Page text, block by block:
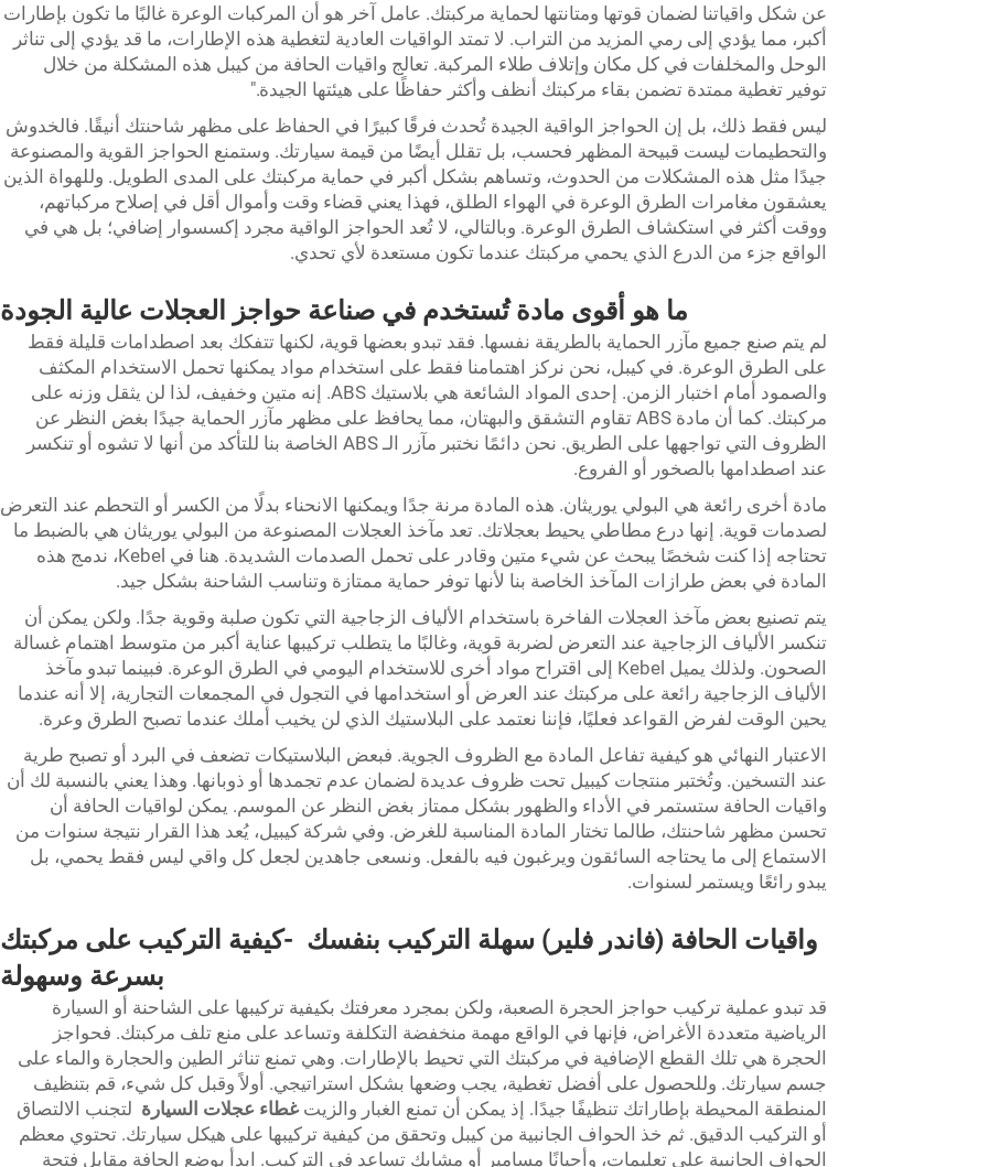
عن شكل واقياتنا لضمان قوتها ومتانتها لحماية مركبتك. عامل آخر هو أن المركبات الوعرة غالبًا ما تكون بإطارات
أكبر، مما يؤدي إلى رمي المزيد من التراب. لا تمتد الواقيات العادية لتغطية هذه الإطارات، ما قد يؤدي إلى تناثر
الوحل والمخلفات في كل مكان وإتلاف طلاء المركبة. تعالج واقيات الحافة من كيبل هذه المشكلة من خلال
توفير تغطية ممتدة تضمن بقاء مركبتك أنظف وأكثر حفاظًا على هيئتها الجيدة."
ليس فقط ذلك، بل إن الحواجز الواقية الجيدة تُحدث فرقًا كبيرًا في الحفاظ على مظهر شاحنتك أنيقًا. فالخدوش
والتحطيمات ليست قبيحة المظهر فحسب، بل تقلل أيضًا من قيمة سيارتك. وستمنع الحواجز القوية والمصنوعة
جيدًا مثل هذه المشكلات من الحدوث، وتساهم بشكل أكبر في حماية مركبتك على المدى الطويل. وللهواة الذين
يعشقون مغامرات الطرق الوعرة في الهواء الطلق، فهذا يعني قضاء وقت وأموال أقل في إصلاح مركباتهم،
ووقت أكثر في استكشاف الطرق الوعرة. وبالتالي، لا تُعد الحواجز الواقية مجرد إكسسوار إضافي؛ بل هي في
الواقع جزء من الدرع الذي يحمي مركبتك عندما تكون مستعدة لأي تحدي.
ما هو أقوى مادة تُستخدم في صناعة حواجز العجلات عالية الجودة
لم يتم صنع جميع مآزر الحماية بالطريقة نفسها. فقد تبدو بعضها قوية، لكنها تتفكك بعد اصطدامات قليلة فقط
على الطرق الوعرة. في كيبل، نحن نركز اهتمامنا فقط على استخدام مواد يمكنها تحمل الاستخدام المكثف
والصمود أمام اختبار الزمن. إحدى المواد الشائعة هي بلاستيك ABS. إنه متين وخفيف، لذا لن يثقل وزنه على
مركبتك. كما أن مادة ABS تقاوم التشقق والبهتان، مما يحافظ على مظهر مآزر الحماية جيدًا بغض النظر عن
الظروف التي تواجهها على الطريق. نحن دائمًا نختبر مآزر الـ ABS الخاصة بنا للتأكد من أنها لا تشوه أو تنكسر
عند اصطدامها بالصخور أو الفروع.
مادة أخرى رائعة هي البولي يوريثان. هذه المادة مرنة جدًا ويمكنها الانحناء بدلًا من الكسر أو التحطم عند التعرض
لصدمات قوية. إنها درع مطاطي يحيط بعجلاتك. تعد مآخذ العجلات المصنوعة من البولي يوريثان هي بالضبط ما
تحتاجه إذا كنت شخصًا يبحث عن شيء متين وقادر على تحمل الصدمات الشديدة. هنا في Kebel، ندمج هذه
المادة في بعض طرازات المآخذ الخاصة بنا لأنها توفر حماية ممتازة وتناسب الشاحنة بشكل جيد.
يتم تصنيع بعض مآخذ العجلات الفاخرة باستخدام الألياف الزجاجية التي تكون صلبة وقوية جدًا. ولكن يمكن أن
تنكسر الألياف الزجاجية عند التعرض لضربة قوية، وغالبًا ما يتطلب تركيبها عناية أكبر من متوسط اهتمام غسالة
الصحون. ولذلك يميل Kebel إلى اقتراح مواد أخرى للاستخدام اليومي في الطرق الوعرة. فبينما تبدو مآخذ
الألياف الزجاجية رائعة على مركبتك عند العرض أو استخدامها في التجول في المجمعات التجارية، إلا أنه عندما
يحين الوقت لفرض القواعد فعليًا، فإننا نعتمد على البلاستيك الذي لن يخيب أملك عندما تصبح الطرق وعرة.
الاعتبار النهائي هو كيفية تفاعل المادة مع الظروف الجوية. فبعض البلاستيكات تضعف في البرد أو تصبح طرية
عند التسخين. وتُختبر منتجات كيبيل تحت ظروف عديدة لضمان عدم تجمدها أو ذوبانها. وهذا يعني بالنسبة لك أن
واقيات الحافة ستستمر في الأداء والظهور بشكل ممتاز بغض النظر عن الموسم. يمكن لواقيات الحافة أن
تحسن مظهر شاحنتك، طالما تختار المادة المناسبة للغرض. وفي شركة كيبيل، يُعد هذا القرار نتيجة سنوات من
الاستماع إلى ما يحتاجه السائقون ويرغبون فيه بالفعل. ونسعى جاهدين لجعل كل واقي ليس فقط يحمي، بل
يبدو رائعًا ويستمر لسنوات.
واقيات الحافة (فاندر فلير) سهلة التركيب بنفسك -كيفية التركيب على مركبتك
بسرعة وسهولة
قد تبدو عملية تركيب حواجز الحجرة الصعبة، ولكن بمجرد معرفتك بكيفية تركيبها على الشاحنة أو السيارة
الرياضية متعددة الأغراض، فإنها في الواقع مهمة منخفضة التكلفة وتساعد على منع تلف مركبتك. فحواجز
الحجرة هي تلك القطع الإضافية في مركبتك التي تحيط بالإطارات. وهي تمنع تناثر الطين والحجارة والماء على
جسم سيارتك. وللحصول على أفضل تغطية، يجب وضعها بشكل استراتيجي. أولاً وقبل كل شيء، قم بتنظيف
المنطقة المحيطة بإطاراتك تنظيفًا جيدًا. إذ يمكن أن تمنع الغبار والزيت غطاء عجلات السيارة لتجنب الالتصاق
أو التركيب الدقيق. ثم خذ الحواف الجانبية من كيبل وتحقق من كيفية تركيبها على هيكل سيارتك. تحتوي معظم
الحواف الجانبية على تعليمات، وأحيانًا مسامير أو مشابك تساعد في التركيب. ابدأ بوضع الحافة مقابل فتحة